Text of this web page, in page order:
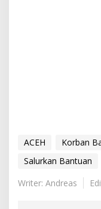
ACEH Korban
Salurkan Bantuan
Writer: Andreas